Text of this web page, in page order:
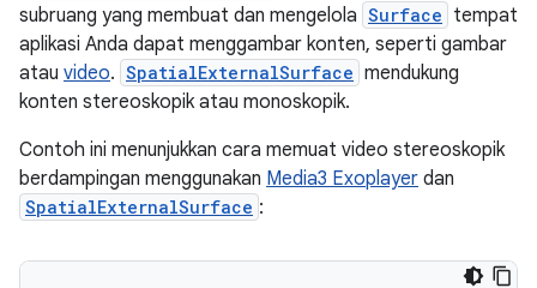
subruang yang membuat dan mengelola Surface tempat
aplikasi Anda dapat menggambar konten, seperti gambar
atau video. SpatialExternalSurface mendukung
konten stereoskopik atau monoskopik.
Contoh ini menunjukkan cara memuat video stereoskopik
berdampingan menggunakan Media3 Exoplayer dan
SpatialExternalSurface :